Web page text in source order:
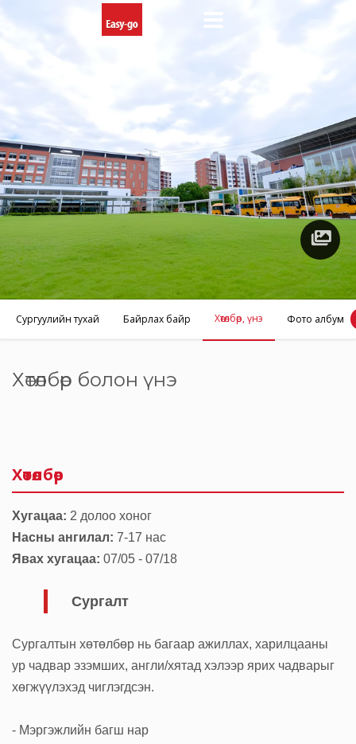
Фото
албум
Сургуулийн тухай Байрлах байр Хөтөлбөр, үнэ Фото албум
Хөтөлбөр болон үнэ
Хөтөлбөр
Хугацаа: 2 долоо хоног
Насны ангилал: 7-17 нас
Явах хугацаа: 07/05 - 07/18
Сургалт
Сургалтын хөтөлбөр нь багаар ажиллах, харилцааны
ур чадвар эзэмших, англи/хятад хэлээр ярих чадварыг
хөгжүүлэхэд чиглэгдсэн.
- Мэргэжлийн багш нар